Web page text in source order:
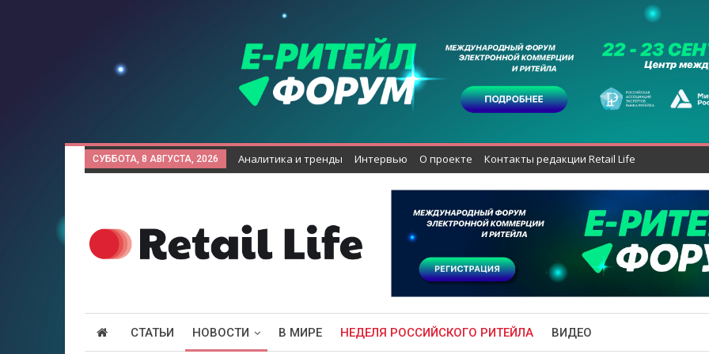
СУББОТА, 8 АВГУСТА, 2026 Аналитика и тренды Интервью О проекте Контакты редакции Retail Life
СТАТЬИ НОВОСТИ В МИРЕ НЕДЕЛЯ РОССИЙСКОГО РИТЕЙЛА ВИДЕО